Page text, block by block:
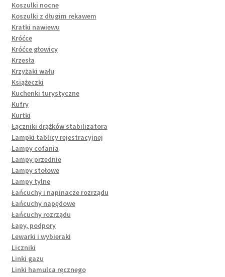
Koszulki nocne
Koszulki z długim rękawem
Kratki nawiewu
Króćce
Króćce głowicy
Krzesła
Krzyżaki wału
Książeczki
Kuchenki turystyczne
Kufry
Kurtki
Łączniki drążków stabilizatora
Lampki tablicy rejestracyjnej
Lampy cofania
Lampy przednie
Lampy stołowe
Lampy tylne
Łańcuchy i napinacze rozrządu
Łańcuchy napędowe
Łańcuchy rozrządu
Łapy, podpory
Lewarki i wybieraki
Liczniki
Linki gazu
Linki hamulca ręcznego